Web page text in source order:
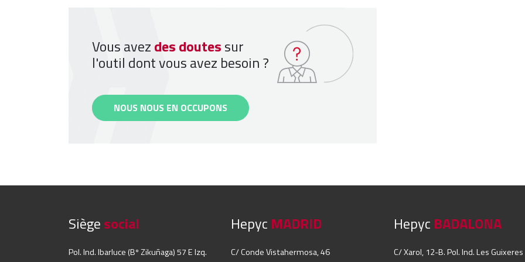
Vous avezdes doutessur
l'outil dont vous avez besoin ?
NOUS NOUS EN OCCUPONS
Siègesocial
Pol. Ind. Ibarluce (Bº Zikuñaga) 57 E Izq.
Hepyc MADRID
C/ Conde Vistahermosa, 46
Hepyc BADALONA
C/ Xarol, 12-B. Pol. Ind. Les Guixeres